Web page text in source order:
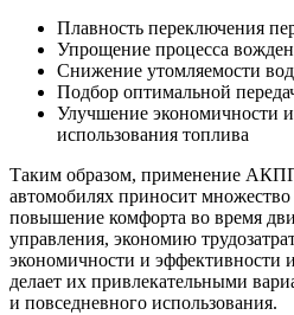
Плавность переключения
Упрощение процесса
Снижение утомляемости
Подбор оптимальной
Улучшение экономичности
использования топлива
Таким образом, применение
автомобилях приносит
повышение комфорта во время
управления, экономию
экономичности и эффективности
делает их привлекательными
и повседневного использования.